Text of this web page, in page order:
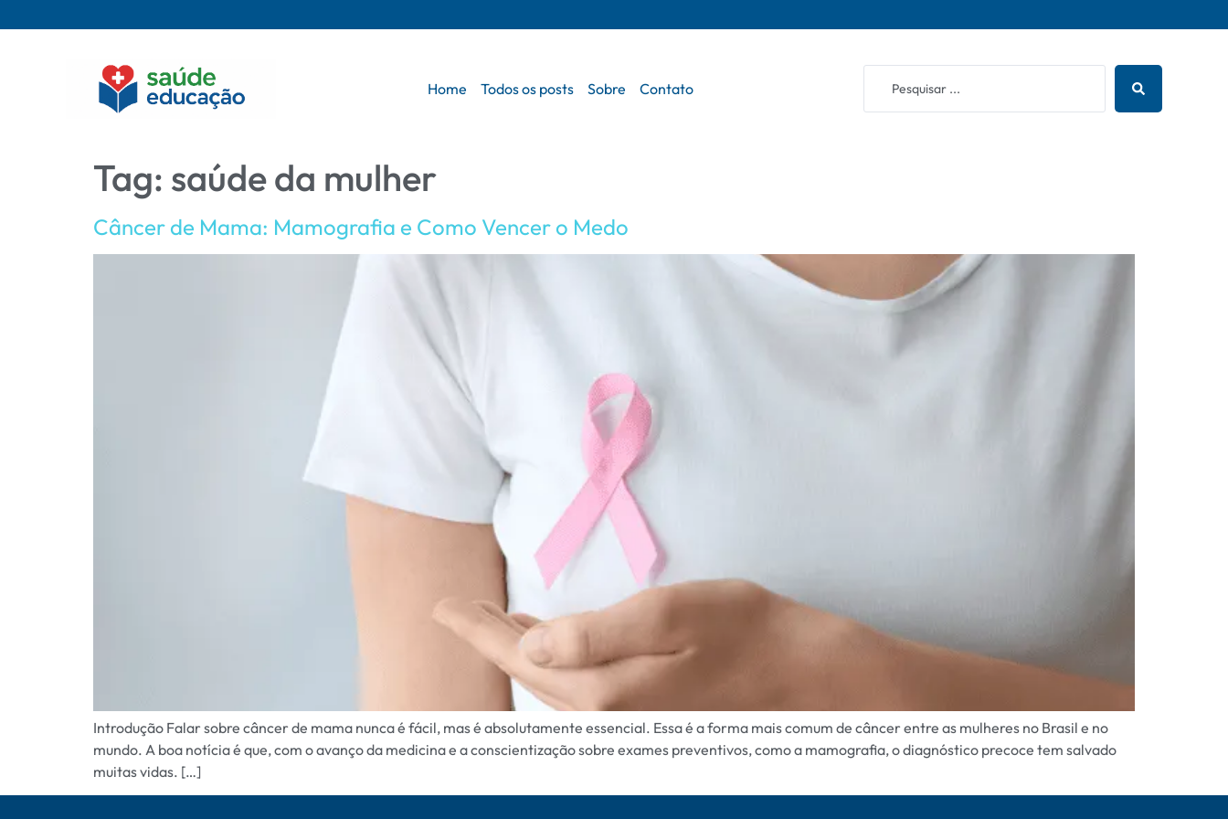
Home Todos os posts Sobre Contato
Tag: saúde da mulher
Câncer de Mama: Mamografia e Como Vencer o Medo
Introdução Falar sobre câncer de mama nunca é fácil, mas é absolutamente essencial. Essa é a forma mais comum de câncer entre as mulheres no Brasil e no
mundo. A boa notícia é que, com o avanço da medicina e a conscientização sobre exames preventivos, como a mamografia, o diagnóstico precoce tem salvado
muitas vidas. […]